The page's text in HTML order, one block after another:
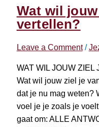
Wat wil
vertellen?
Leave a Comment /
WAT WIL JOUW
Wat wil jouw ziel je
dat je nu mag weten?
voel je je zoals je
gaat om: ALLE